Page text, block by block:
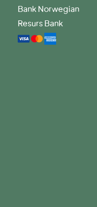
Bank Norwegian
Resurs Bank